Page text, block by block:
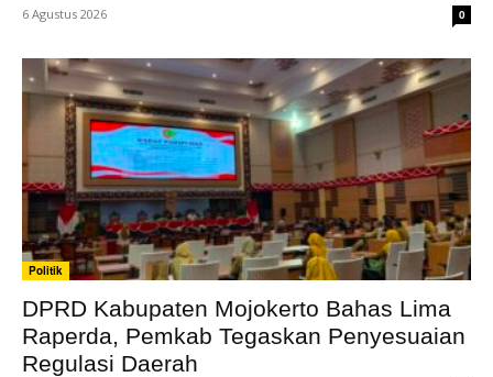
6 Agustus 2026 0
Politik
DPRD Kabupaten Mojokerto Bahas Lima
Raperda, Pemkab Tegaskan Penyesuaian
Regulasi Daerah